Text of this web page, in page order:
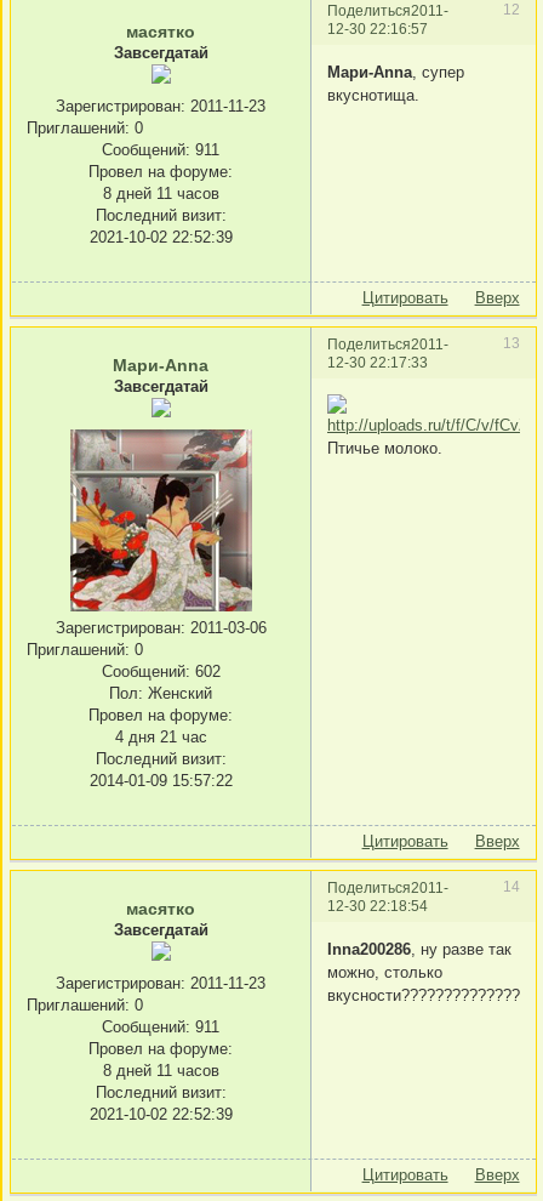
Поделиться 12
2011-
12-30 22:16:57
масятко
Завсегдатай
Зарегистрирован: 2011-11-23
Приглашений: 0
Сообщений: 911
Провел на форуме:
8 дней 11 часов
Последний визит:
2021-10-02 22:52:39
Мари-Anna , супер
вкуснотища.
Цитировать Вверх
Поделиться 13
2011-
12-30 22:17:33
Мари-Anna
Завсегдатай
Зарегистрирован: 2011-03-06
Приглашений: 0
Сообщений: 602
Пол: Женский
Провел на форуме:
4 дня 21 час
Последний визит:
2014-01-09 15:57:22
Птичье молоко.
Цитировать Вверх
Поделиться 14
2011-
12-30 22:18:54
масятко
Завсегдатай
Зарегистрирован: 2011-11-23
Приглашений: 0
Сообщений: 911
Провел на форуме:
8 дней 11 часов
Последний визит:
2021-10-02 22:52:39
Inna200286 , ну разве так
можно, столько
Цитировать Вверх